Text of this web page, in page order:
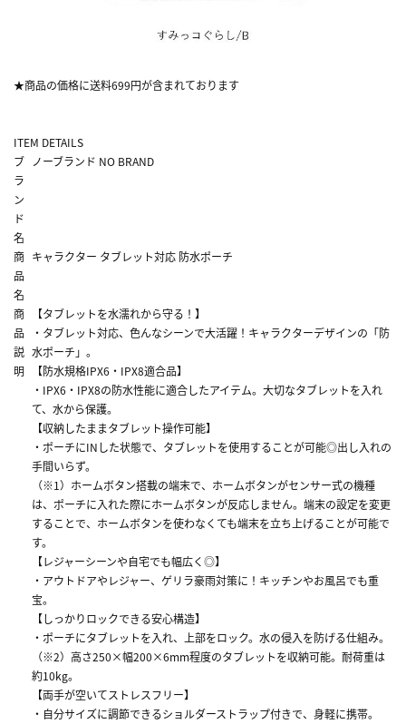
★商品の価格に送料699円が含まれております
ITEM DETAILS
ブ
ラ
ン
ド
名
ノーブランド NO BRAND
商
品
名
キャラクター タブレット対応 防水ポーチ
商
品
説
明
【タブレットを水濡れから守る！】
・タブレット対応、色んなシーンで大活躍！キャラクターデザインの「防
水ポーチ」。
【防水規格IPX6・IPX8適合品】
・IPX6・IPX8の防水性能に適合したアイテム。大切なタブレットを入れ
て、水から保護。
【収納したままタブレット操作可能】
・ポーチにINした状態で、タブレットを使用することが可能◎出し入れの
手間いらず。
（※1）ホームボタン搭載の端末で、ホームボタンがセンサー式の機種
は、ポーチに入れた際にホームボタンが反応しません。端末の設定を変更
することで、ホームボタンを使わなくても端末を立ち上げることが可能で
す。
【レジャーシーンや自宅でも幅広く◎】
・アウトドアやレジャー、ゲリラ豪雨対策に！キッチンやお風呂でも重
宝。
【しっかりロックできる安心構造】
・ポーチにタブレットを入れ、上部をロック。水の侵入を防げる仕組み。
（※2）高さ250×幅200×6mm程度のタブレットを収納可能。耐荷重は
約10kg。
【両手が空いてストレスフリー】
・自分サイズに調節できるショルダーストラップ付きで、身軽に携帯。